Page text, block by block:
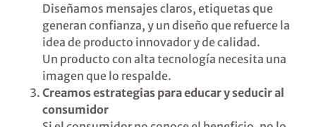
Diseñamos mensajes claros, etiquetas que
generan confianza, y un diseño que refuerce la
idea de producto innovador y de calidad.
Un producto con alta tecnología necesita una
imagen que lo respalde.
Creamos estrategias para educar y seducir al
consumidor